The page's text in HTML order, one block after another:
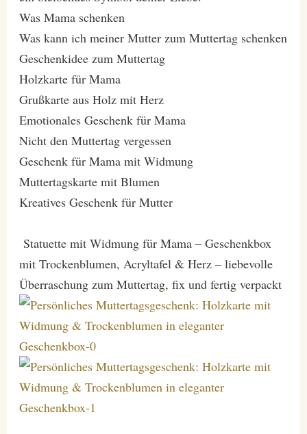
Was Mama schenken
Was kann ich meiner Mutter zum Muttertag schenken
Geschenkidee zum Muttertag
Holzkarte für Mama
Grußkarte aus Holz mit Herz
Emotionales Geschenk für Mama
Nicht den Muttertag vergessen
Geschenk für Mama mit Widmung
Muttertagskarte mit Blumen
Kreatives Geschenk für Mutter
Statuette mit Widmung für Mama – Geschenkbox
mit Trockenblumen, Acryltafel & Herz – liebevolle
Überraschung zum Muttertag, fix und fertig verpackt